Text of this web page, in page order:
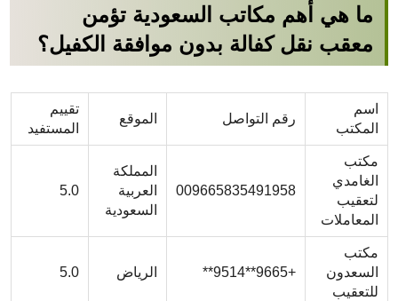
ما هي أهم مكاتب السعودية تؤمن
معقب نقل كفالة بدون موافقة الكفيل؟
اسم
المكتب
رقم التواصل الموقع
تقييم
المستفيد
مكتب
الغامدي
لتعقيب
المعاملات
009665835491958
المملكة
العربية
السعودية
5.0
مكتب
السعدون
للتعقيب
+9665**9514** الرياض 5.0